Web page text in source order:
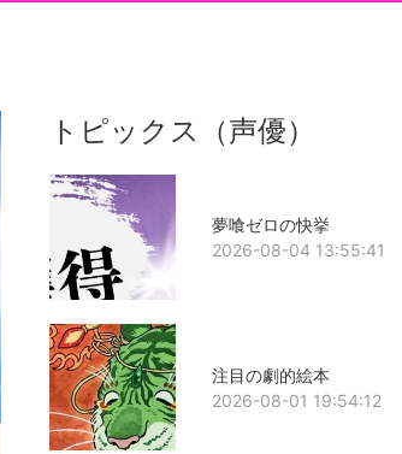
トピックス（声優）
夢喰ゼロの快挙
2026-08-04 13:55:41
注目の劇的絵本
2026-08-01 19:54:12